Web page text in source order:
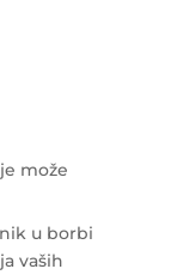
može
u borbi
vaših